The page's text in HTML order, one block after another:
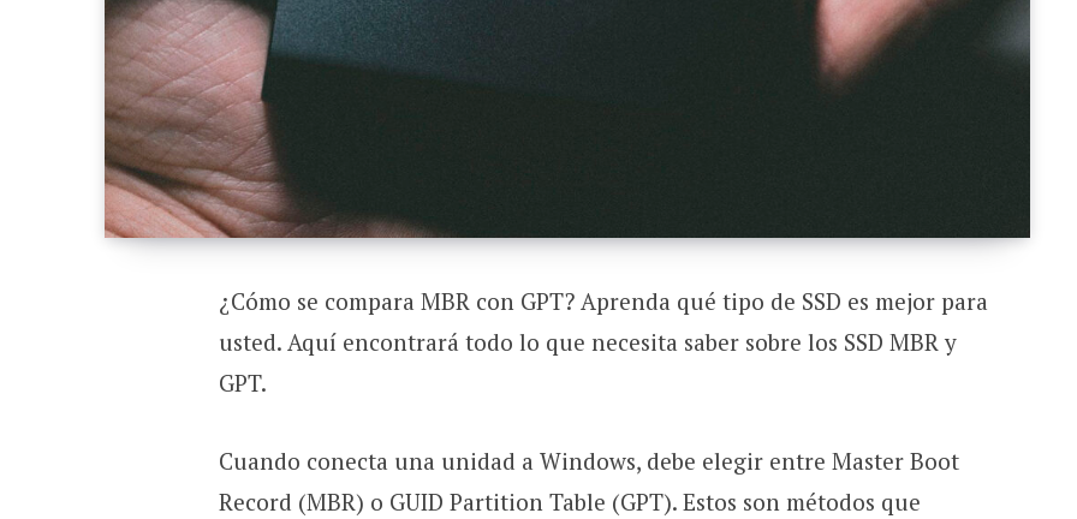
¿Cómo se compara MBR con GPT? Aprenda qué tipo de SSD es mejor para
usted. Aquí encontrará todo lo que necesita saber sobre los SSD MBR y
GPT.
Cuando conecta una unidad a Windows, debe elegir entre Master Boot
Record (MBR) o GUID Partition Table (GPT). Estos son métodos que